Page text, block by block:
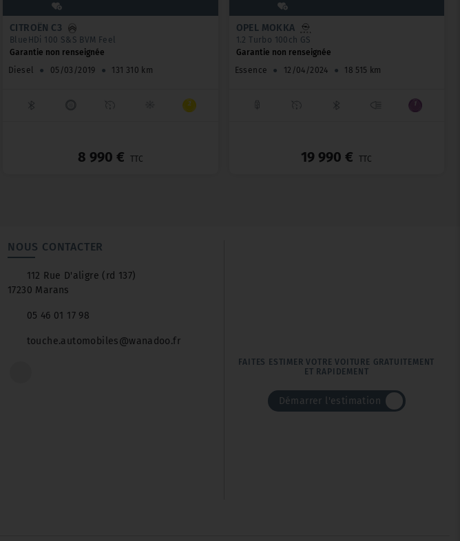
CITROËN C3
BlueHDi 100 S&S BVM Feel
Garantie non renseignée
Diesel
● 05/03/2019 ● 131 310 km
8 990 € TTC
OPEL MOKKA
1.2 Turbo 100ch GS
Garantie non renseignée
Essence
● 12/04/2024 ● 18 515 km
19 990 € TTC
NOUS CONTACTER
112 Rue D'aligre (rd 137)
17230 Marans
05 46 01 17 98
touche.automobiles@wanadoo.fr
FAITES ESTIMER VOTRE VOITURE GRATUITEMENT
ET RAPIDEMENT
Démarrer l'estimation